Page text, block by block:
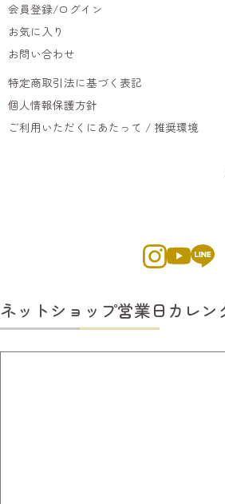
会員登録/ログイン
お気に入り
お問い合わせ
特定商取引法に基づく表記
個人情報保護方針
ご利用いただくにあたって / 推奨環境
ネットショップ営業日カレン